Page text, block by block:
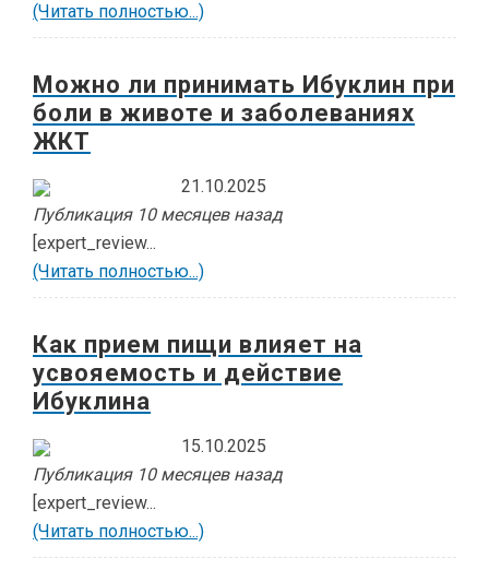
(Читать полностью...)
Можно ли принимать Ибуклин при
боли в животе и заболеваниях
ЖКТ
21.10.2025
Публикация 10 месяцев назад
[expert_review...
(Читать полностью...)
Как прием пищи влияет на
усвояемость и действие
Ибуклина
15.10.2025
Публикация 10 месяцев назад
[expert_review...
(Читать полностью...)